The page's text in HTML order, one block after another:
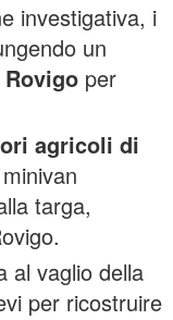
investigativa, i
un
per
agricoli di
targa,
al vaglio della
per ricostruire